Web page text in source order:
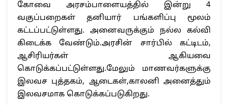
கோவை அரசம்பாளையத்தில் இன்று 4
வகுப்பறைகள் தனியார் பங்களிப்பு மூலம்
கட்டப்பட்டுள்ளது. அனைவருக்கும் நல்ல கல்வி
கிடைக்க வேண்டும்.அரசின் சார்பில் கட்டிடம்,
ஆசிரியர்கள் ஆகியவை
கொடுக்கப்பட்டுள்ளது.மேலும் மாணவர்களுக்கு
இலவச புத்தகம், ஆடைகள்,காலனி அனைத்தும்
இலவசமாக கொடுக்கப்படுகிறது.